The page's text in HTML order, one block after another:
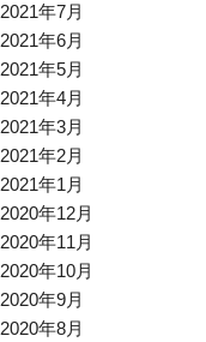
2021年7月
2021年6月
2021年5月
2021年4月
2021年3月
2021年2月
2021年1月
2020年12月
2020年11月
2020年10月
2020年9月
2020年8月